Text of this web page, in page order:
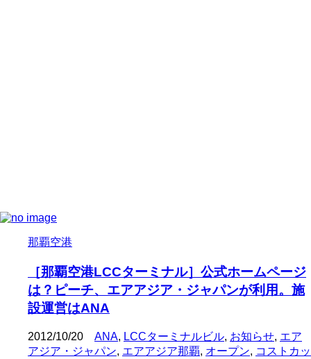
那覇空港
［那覇空港LCCターミナル］公式ホームページ
は？ピーチ、エアアジア・ジャパンが利用。施
設運営はANA
2012/10/20 ANA, LCCターミナルビル, お知らせ, エア
アジア・ジャパン, エアアジア那覇, オープン, コストカッ